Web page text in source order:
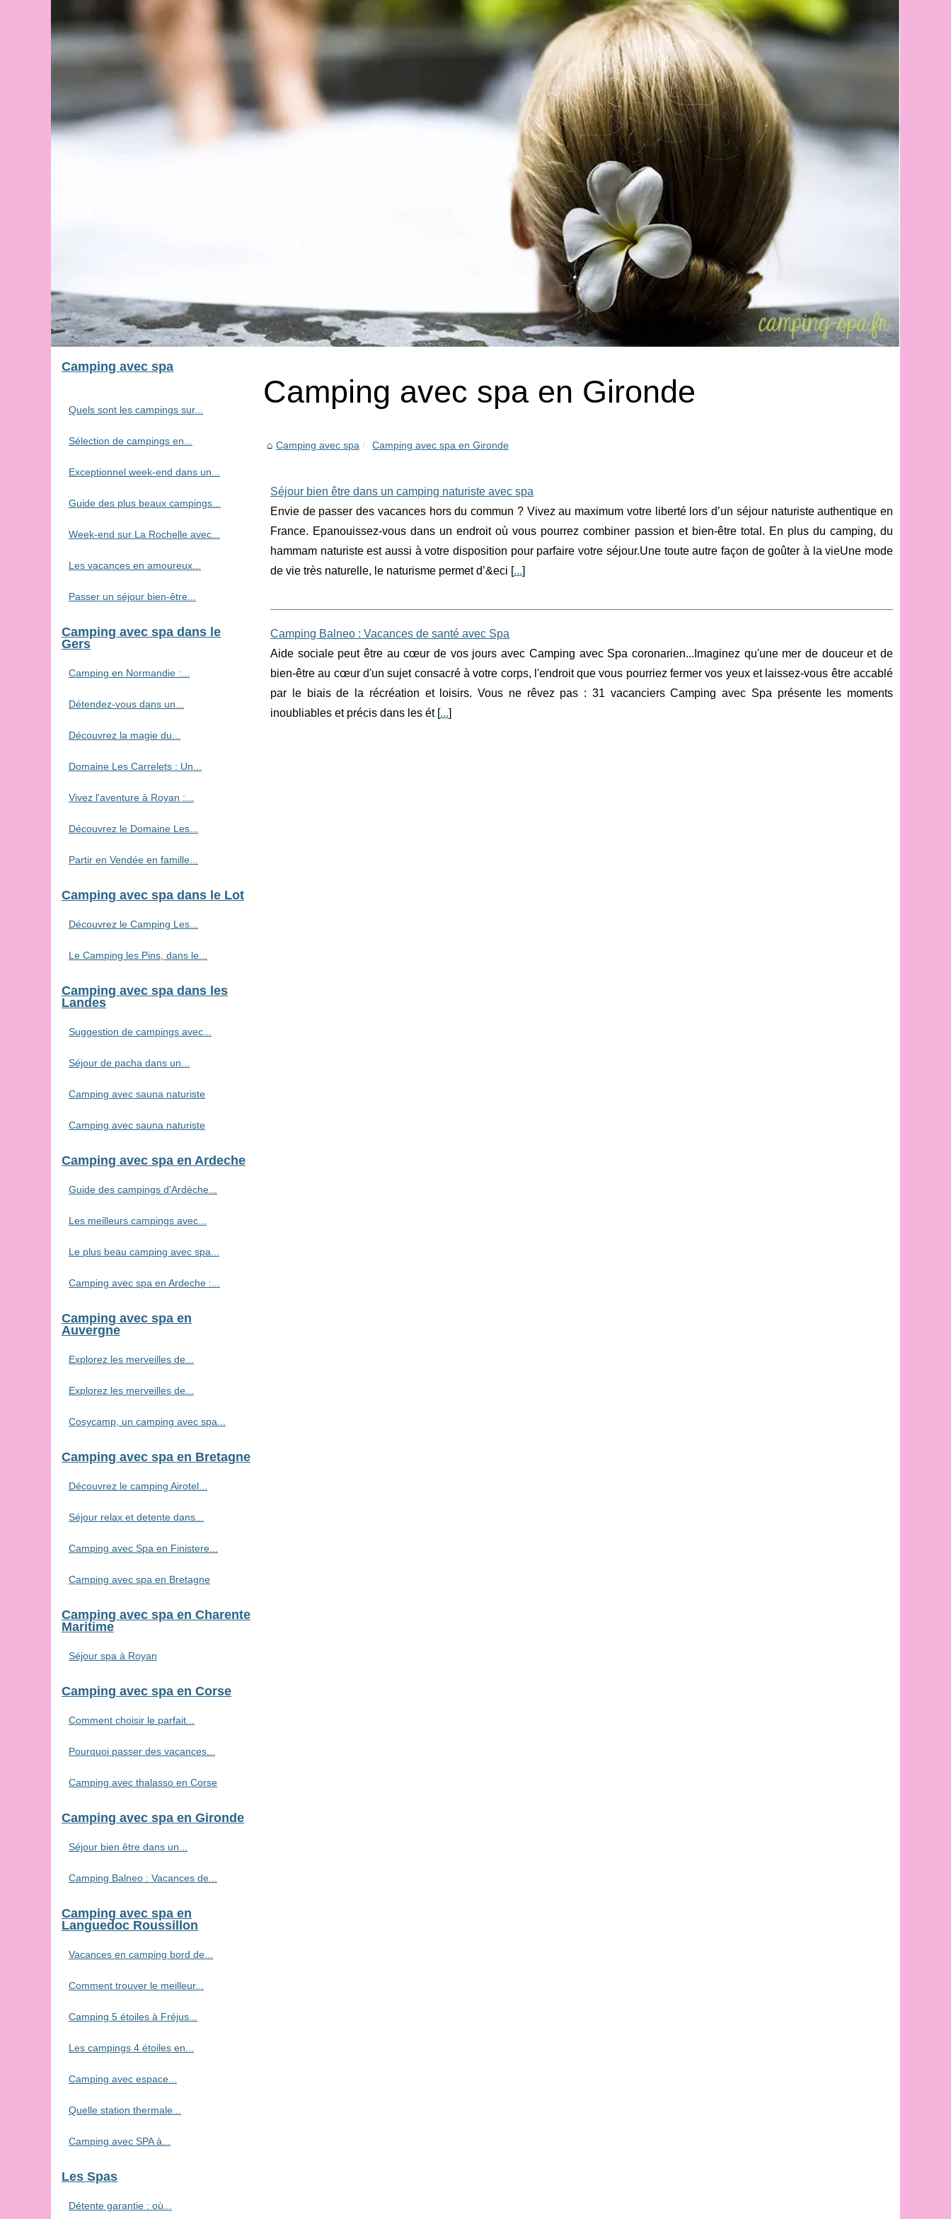
Camping avec spa en Gironde
Camping avec spa Camping avec spa en Gironde
Séjour bien être dans un camping naturiste avec spa
Envie de passer des vacances hors du commun ? Vivez au maximum votre liberté lors d’un séjour naturiste authentique en
France. Epanouissez-vous dans un endroit où vous pourrez combiner passion et bien-être total. En plus du camping, du
hammam naturiste est aussi à votre disposition pour parfaire votre séjour.Une toute autre façon de goûter à la vieUne mode
de vie très naturelle, le naturisme permet d’&eci [...]
Camping Balneo : Vacances de santé avec Spa
Aide sociale peut être au cœur de vos jours avec Camping avec Spa coronarien...Imaginez qu'une mer de douceur et de
bien-être au cœur d'un sujet consacré à votre corps, l'endroit que vous pourriez fermer vos yeux et laissez-vous être accablé
par le biais de la récréation et loisirs. Vous ne rêvez pas : 31 vacanciers Camping avec Spa présente les moments
inoubliables et précis dans les ét [...]
Camping avec spa
Quels sont les campings sur...
Sélection de campings en...
Exceptionnel week-end dans un...
Guide des plus beaux campings...
Week-end sur La Rochelle avec...
Les vacances en amoureux...
Passer un séjour bien-être...
Camping avec spa dans le
Gers
Camping en Normandie :...
Détendez-vous dans un...
Découvrez la magie du...
Domaine Les Carrelets : Un...
Vivez l'aventure à Royan :...
Découvrez le Domaine Les...
Partir en Vendée en famille...
Camping avec spa dans le Lot
Découvrez le Camping Les...
Le Camping les Pins, dans le...
Camping avec spa dans les
Landes
Suggestion de campings avec...
Séjour de pacha dans un...
Camping avec sauna naturiste
Camping avec sauna naturiste
Camping avec spa en Ardeche
Guide des campings d'Ardèche...
Les meilleurs campings avec...
Le plus beau camping avec spa...
Camping avec spa en Ardeche :...
Camping avec spa en
Auvergne
Explorez les merveilles de...
Explorez les merveilles de...
Cosycamp, un camping avec spa...
Camping avec spa en Bretagne
Découvrez le camping Airotel...
Séjour relax et detente dans...
Camping avec Spa en Finistere...
Camping avec spa en Bretagne
Camping avec spa en Charente
Maritime
Séjour spa à Royan
Camping avec spa en Corse
Comment choisir le parfait...
Pourquoi passer des vacances...
Camping avec thalasso en Corse
Camping avec spa en Gironde
Séjour bien être dans un...
Camping Balneo : Vacances de...
Camping avec spa en
Languedoc Roussillon
Vacances en camping bord de...
Comment trouver le meilleur...
Camping 5 étoiles à Fréjus...
Les campings 4 étoiles en...
Camping avec espace...
Quelle station thermale...
Camping avec SPA à...
Les Spas
Détente garantie : où...